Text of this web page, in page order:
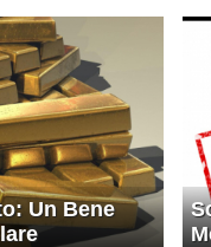
Un Bene